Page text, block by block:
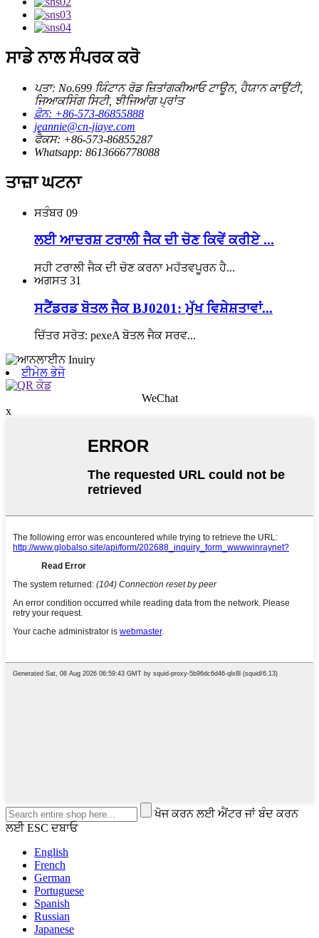
ਸਾਡੇ ਨਾਲ ਸੰਪਰਕ ਕਰੋ
ਪਤਾ: No.699 ਯਿੰਟਾਨ ਰੋਡ ਜ਼ਿਤਾਂਗਕੀਆਓ ਟਾਊਨ, ਹੈਯਾਨ ਕਾਉਂਟੀ,
ਜਿਆਕਸਿੰਗ ਸਿਟੀ, ਝੀਜਿਆਂਗ ਪ੍ਰਾਂਤ
ਫ਼ੋਨ: +86-573-86855888
jeannie@cn-jiaye.com
ਫੈਕਸ: +86-573-86855287
Whatsapp: 8613666778088
ਤਾਜ਼ਾ ਘਟਨਾ
ਸਤੰਬਰ 09
ਲਈ ਆਦਰਸ਼ ਟਰਾਲੀ ਜੈਕ ਦੀ ਚੋਣ ਕਿਵੇਂ ਕਰੀਏ ...
ਸਹੀ ਟਰਾਲੀ ਜੈਕ ਦੀ ਚੋਣ ਕਰਨਾ ਮਹੱਤਵਪੂਰਨ ਹੈ...
ਅਗਸਤ 31
ਸਟੈਂਡਰਡ ਬੋਤਲ ਜੈਕ BJ0201: ਮੁੱਖ ਵਿਸ਼ੇਸ਼ਤਾਵਾਂ...
ਚਿੱਤਰ ਸਰੋਤ: pexeA ਬੋਤਲ ਜੈਕ ਸਰਵ...
ਈਮੇਲ ਭੇਜੋ
WeChat
x
ਖੋਜ ਕਰਨ ਲਈ ਐਂਟਰ ਜਾਂ ਬੰਦ ਕਰਨ
ਲਈ ESC ਦਬਾਓ
English
French
German
Portuguese
Spanish
Russian
Japanese